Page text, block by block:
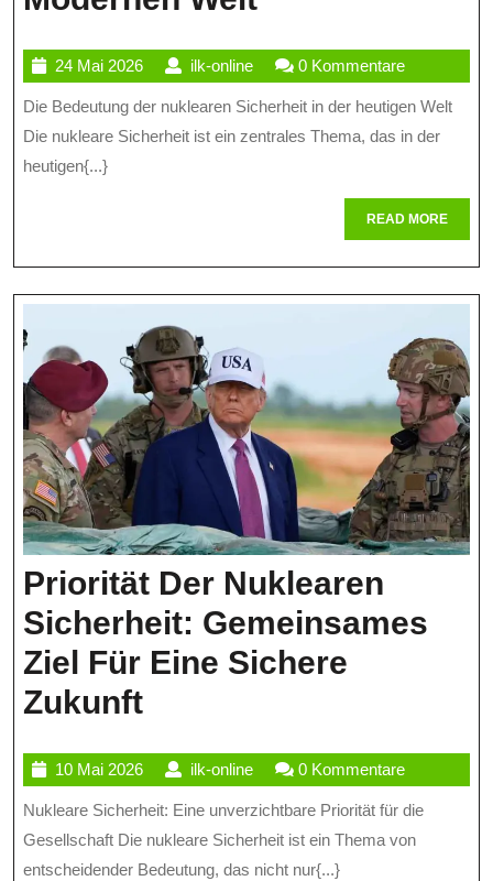
Der
Nuklearen
Sicherheit
Modernen
Welt
24 Mai 202624
Mai
2026
ilk-onlineilk-
online
0 Kommentare
Die Bedeutung der nuklearen Sicherheit in der heutigen Welt
Die nukleare Sicherheit ist ein zentrales Thema, das in der
heutigen{...}
READ MOREREAD
MORE
Priorität Der Nuklearen
Sicherheit: Gemeinsames
Ziel Für Eine Sichere
ZukunftPriorität
Nuklearen
Sicherheit:
Gemeinsames
10 Mai 202610
Mai
2026
ilk-onlineilk-
online
0 Kommentare
Nukleare Sicherheit: Eine unverzichtbare Priorität für die
Gesellschaft Die nukleare Sicherheit ist ein Thema von
entscheidender Bedeutung, das nicht nur{...}